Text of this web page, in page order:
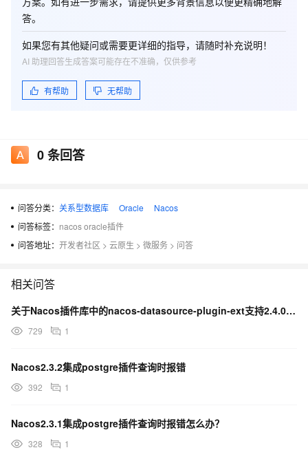
答。
如果您有其他疑问或需要更详细的指导，请随时补充说明！
有帮助 无帮助
AI 助理回答生成答案可能存在不准确，仅供参考
0条回答
问答分类： 关系型数据库 Oracle
Nacos
问答标签： nacos oracle插件
问答地址： 开发者社区 > 云原生 > 微服务 > 问答
相关问答
关于Nacos插件库中的nacos-datasource-plugin-ext支持2.4.0版本吗？
729 1
Nacos2.3.2集成postgre插件查询时报错
392 1
Nacos2.3.1集成postgre插件查询时报错怎么办？
328 1